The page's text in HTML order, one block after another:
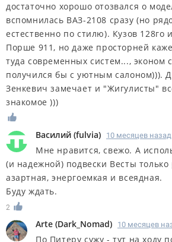
достаточно хорошо отозвался о
вспомнилась ВАЗ-2108 сразу (но
естественно по стилю). Кузов 128го
Порше 911, но даже просторней
туда современных систем..., эконом
получился бы с уютным салоном))).
Зенкевич замечает и "Жигулисты"
знакомое )))
Василий (fulvia) 10 месяцев назад
Мне нравится, свежо. А
(и надежной) подвески Весты только
азартная, энергоемкая и всеядная.
Буду ждать.
2
Arte (Dark_Nomad) 10 месяцев
По Питеру сужу - тут на ходу